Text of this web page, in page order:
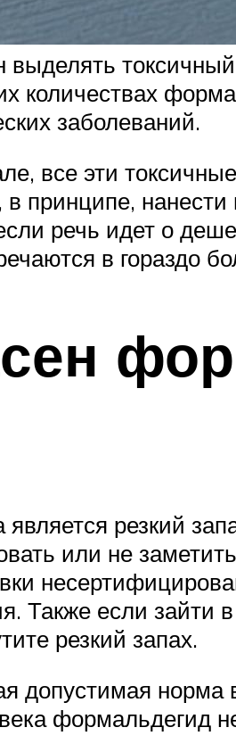
количествах
заболеваний.
все эти
принципе,
речь идет о
в гораздо
резкий
или не
Также если зайти
резкий запах.
допустимая
формальдегид